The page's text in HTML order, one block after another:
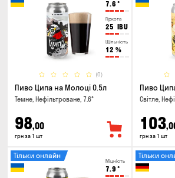
7.6 °
Гіркота
25 IBU
Щільність
12 %
(0)
Пиво Ципа на Молоці 0.5л
Темне, Нефільтроване, 7.6°
98,00
грн за 1 шт
Пиво
Світле,
103
грн за 1 шт
Міцність
7.9 °
Тільки онлайн Тільки